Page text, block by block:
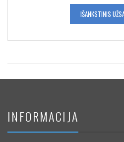
IŠANKSTINIS
INFORMACIJA